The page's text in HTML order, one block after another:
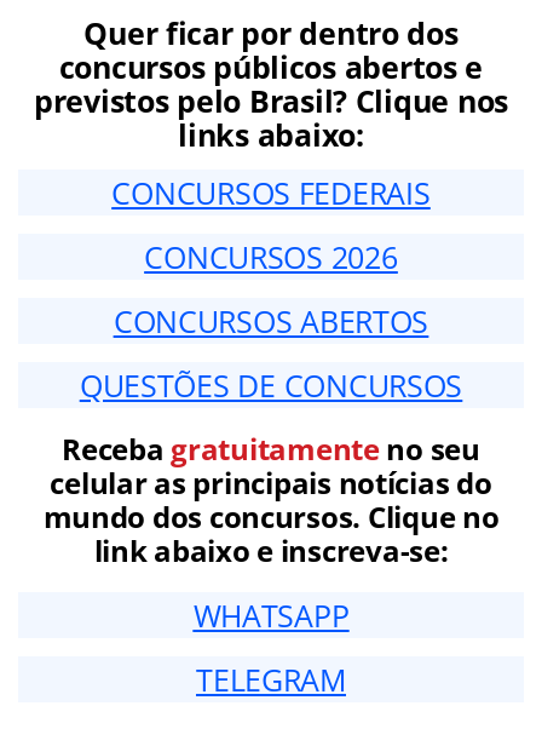
Quer ficar por dentro dos
concursos públicos abertos e
previstos pelo Brasil? Clique nos
links abaixo:
CONCURSOS FEDERAIS
CONCURSOS 2026
CONCURSOS ABERTOS
QUESTÕES DE CONCURSOS
Receba gratuitamenteno seu
celular as principais notícias do
mundo dos concursos. Clique no
link abaixo e inscreva-se:
WHATSAPP
TELEGRAM